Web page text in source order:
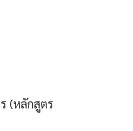
(หลักสูตร